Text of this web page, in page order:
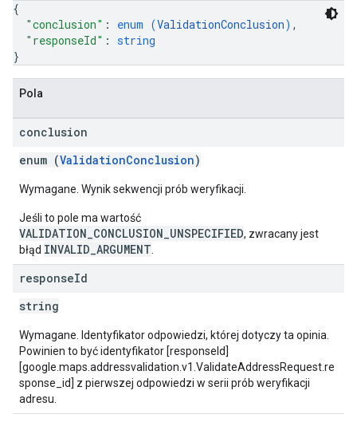
{
"conclusion" : enum (ValidationConclusion) ,
"responseId" : string
}
Pola
conclusion
enum (ValidationConclusion)
Wymagane. Wynik sekwencji prób weryfikacji.
Jeśli to pole ma wartość
VALIDATION_CONCLUSION_UNSPECIFIED, zwracany jest
błąd INVALID_ARGUMENT
responseId
string
Wymagane. Identyfikator odpowiedzi, której dotyczy ta opinia.
Powinien to być identyfikator [responseId]
[google.maps.addressvalidation.v1.ValidateAddressRequest.re
sponse_id] z pierwszej odpowiedzi w serii prób weryfikacji
adresu.